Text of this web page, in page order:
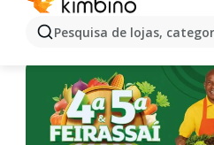
Pesquisa de lojas,